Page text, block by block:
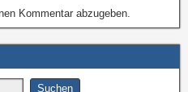
Kommentar abzugeben.